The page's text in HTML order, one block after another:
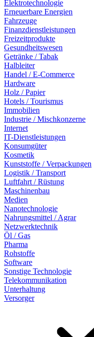
Elektrotechnologie
Erneuerbare Energien
Fahrzeuge
Finanzdienstleistungen
Freizeitprodukte
Gesundheitswesen
Getränke / Tabak
Halbleiter
Handel / E-Commerce
Hardware
Holz / Papier
Hotels / Tourismus
Immobilien
Industrie / Mischkonzerne
Internet
IT-Dienstleistungen
Konsumgüter
Kosmetik
Kunststoffe / Verpackungen
Logistik / Transport
Luftfahrt / Rüstung
Maschinenbau
Medien
Nanotechnologie
Nahrungsmittel / Agrar
Netzwerktechnik
Öl / Gas
Pharma
Rohstoffe
Software
Sonstige Technologie
Telekommunikation
Unterhaltung
Versorger